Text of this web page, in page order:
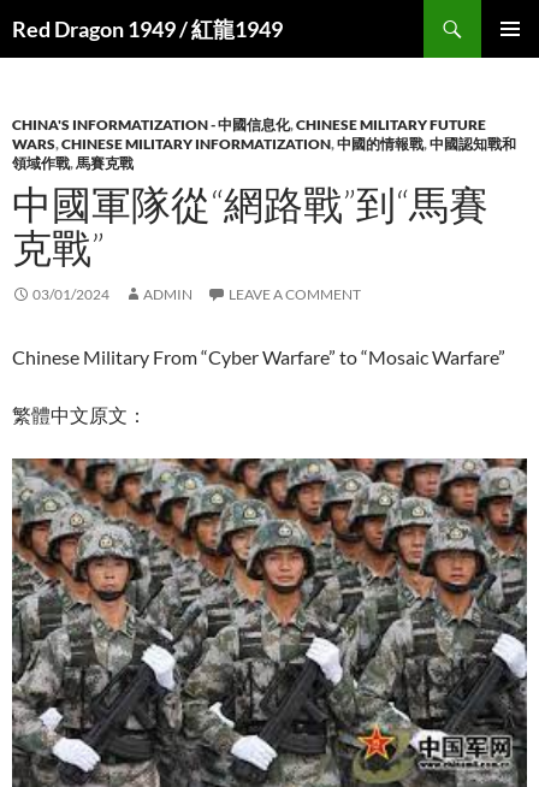
Red Dragon 1949 / 紅龍1949
CHINA'S INFORMATIZATION - 中國信息化,CHINESE MILITARY FUTURE
WARS,CHINESE MILITARY INFORMATIZATION,中國的情報戰,中國認知戰和
領域作戰,馬賽克戰
中國軍隊從“網路戰”到“馬賽
克戰”
03/01/2024 ADMIN LEAVE A COMMENT
Chinese Military From “Cyber Warfare” to “Mosaic Warfare”
繁體中文原文：